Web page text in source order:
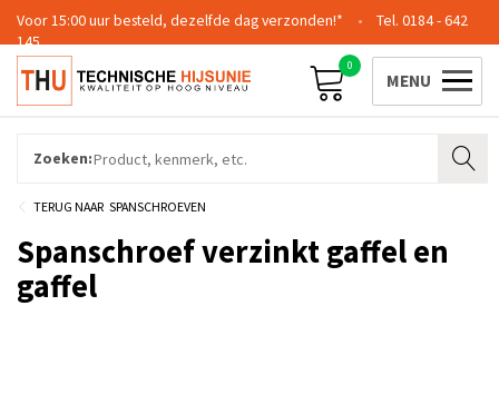
Voor 15:00 uur besteld, dezelfde dag verzonden!*
0184 - 642
145
0
Zoeken:
SPANSCHROEVEN
Spanschroef verzinkt gaffel en
gaffel